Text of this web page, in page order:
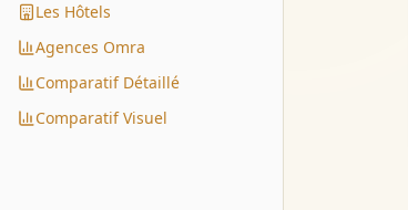
Les Hôtels
Agences Omra
Comparatif Détaillé
Comparatif Visuel